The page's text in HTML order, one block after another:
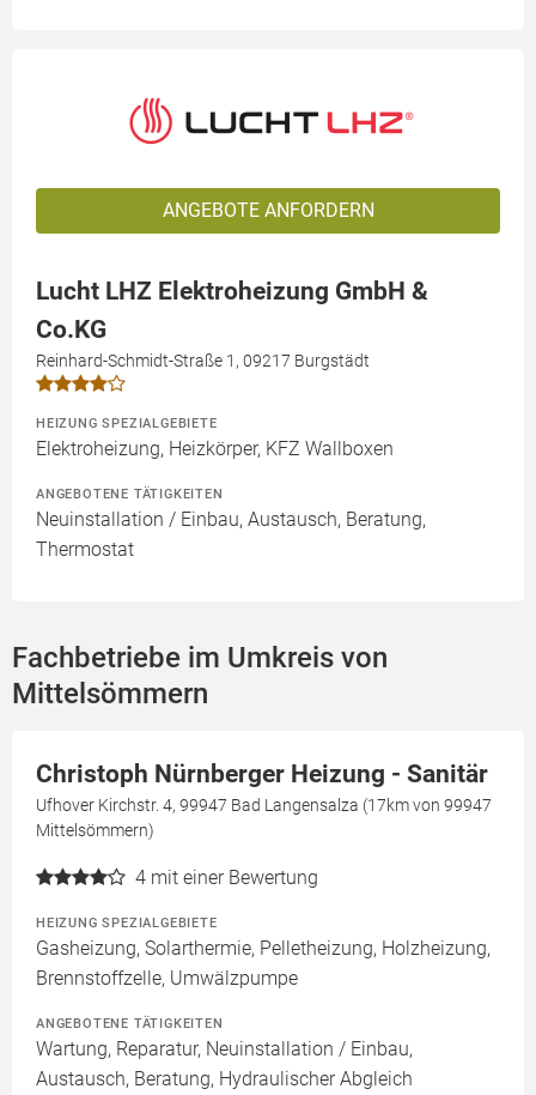
ANGEBOTE ANFORDERN
Lucht LHZ Elektroheizung GmbH &
Co.KG
Reinhard-Schmidt-Straße 1, 09217 Burgstädt
HEIZUNG SPEZIALGEBIETE
Elektroheizung, Heizkörper, KFZ Wallboxen
ANGEBOTENE TÄTIGKEITEN
Neuinstallation / Einbau, Austausch, Beratung,
Thermostat
Fachbetriebe im Umkreis von
Mittelsömmern
Christoph Nürnberger Heizung - Sanitär
Ufhover Kirchstr. 4, 99947 Bad Langensalza (17km von 99947
Mittelsömmern)
4 mit einer Bewertung
HEIZUNG SPEZIALGEBIETE
Gasheizung, Solarthermie, Pelletheizung, Holzheizung,
Brennstoffzelle, Umwälzpumpe
ANGEBOTENE TÄTIGKEITEN
Wartung, Reparatur, Neuinstallation / Einbau,
Austausch, Beratung, Hydraulischer Abgleich